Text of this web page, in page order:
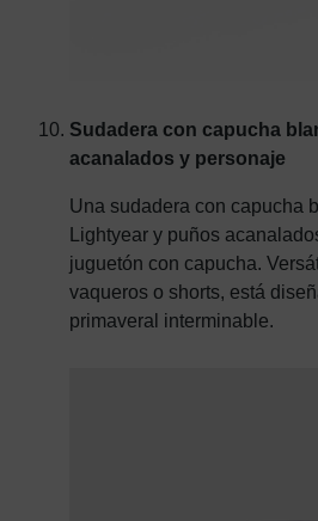
Sudadera con capucha
acanalados y personaje
Una sudadera con capucha
Lightyear y puños
juguetón con capucha.
vaqueros o shorts, está
primaveral interminable.